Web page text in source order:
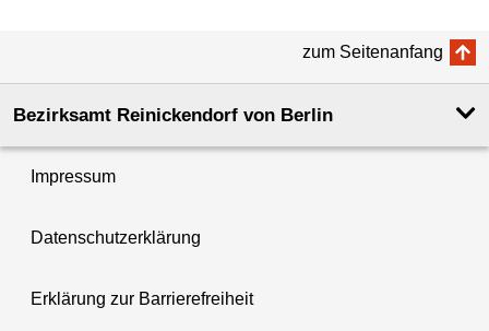
zum Seitenanfang
Bezirksamt Reinickendorf von Berlin
Impressum
Datenschutzerklärung
Erklärung zur Barrierefreiheit